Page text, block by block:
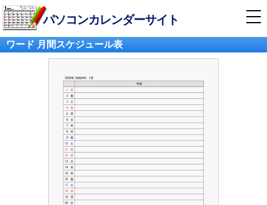
パソコンカレンダーサイト
ワード 月間スケジュール表